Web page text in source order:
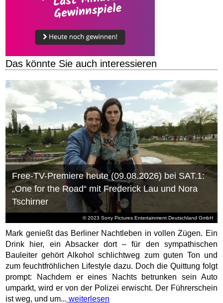
Das könnte Sie auch interessieren
© 2023 Sony Pictures Entertainment Deutschland GmbH
Free-TV-Premiere heute (09.08.2026) bei SAT.1:
„One for the Road“ mit Frederick Lau und Nora
Tschirner
Mark genießt das Berliner Nachtleben in vollen Zügen. Ein
Drink hier, ein Absacker dort – für den sympathischen
Bauleiter gehört Alkohol schlichtweg zum guten Ton und
zum feuchtfröhlichen Lifestyle dazu. Doch die Quittung folgt
prompt: Nachdem er eines Nachts betrunken sein Auto
umparkt, wird er von der Polizei erwischt. Der Führerschein
ist weg, und um... weiterlesen